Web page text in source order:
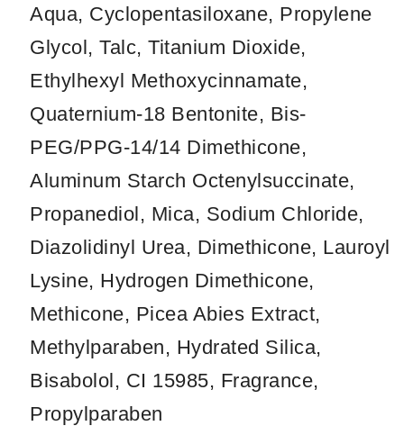
Aqua, Cyclopentasiloxane, Propylene
Glycol, Talc, Titanium Dioxide,
Ethylhexyl Methoxycinnamate,
Quaternium-18 Bentonite, Bis-
PEG/PPG-14/14 Dimethicone,
Aluminum Starch Octenylsuccinate,
Propanediol, Mica, Sodium Chloride,
Diazolidinyl Urea, Dimethicone, Lauroyl
Lysine, Hydrogen Dimethicone,
Methicone, Picea Abies Extract,
Methylparaben, Hydrated Silica,
Bisabolol, CI 15985, Fragrance,
Propylparaben